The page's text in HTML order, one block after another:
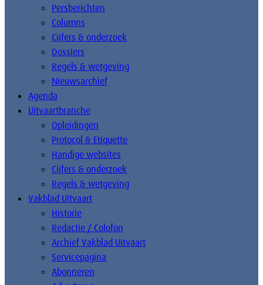
Persberichten
Columns
Cijfers & onderzoek
Dossiers
Regels & wetgeving
Nieuwsarchief
Agenda
Uitvaartbranche
Opleidingen
Protocol & Etiquette
Handige websites
Cijfers & onderzoek
Regels & wetgeving
Vakblad Uitvaart
Historie
Redactie / Colofon
Archief Vakblad Uitvaart
Servicepagina
Abonneren